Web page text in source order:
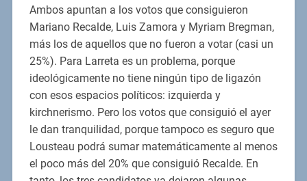
Ambos apuntan a los votos que consiguieron
Mariano Recalde, Luis Zamora y Myriam Bregman,
más los de aquellos que no fueron a votar (casi un
25%). Para Larreta es un problema, porque
ideológicamente no tiene ningún tipo de ligazón
con esos espacios políticos: izquierda y
kirchnerismo. Pero los votos que consiguió el ayer
le dan tranquilidad, porque tampoco es seguro que
Lousteau podrá sumar matemáticamente al menos
el poco más del 20% que consiguió Recalde. En